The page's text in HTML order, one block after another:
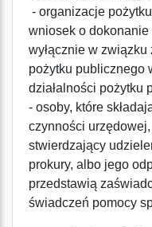
- organizacje
wniosek o
wyłącznie w związku
pożytku publicznego
działalności pożytku
- osoby, które
czynności
stwierdzający
prokury, albo jego
przedstawią
świadczeń pomocy